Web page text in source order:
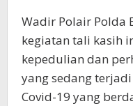
Wadir Polair Polda
kegiatan tali kasih
kepedulian dan
yang sedang
Covid-19 yang